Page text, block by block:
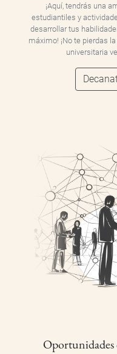
¡Aquí, tendrás una
estudiantiles y
desarrollar tus
máximo! ¡No te pierdas
universitaria